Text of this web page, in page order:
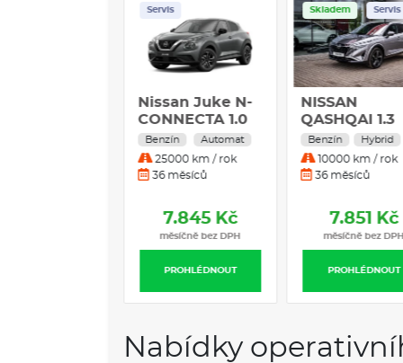
Servis
Nissan Juke N-
CONNECTA 1.0
DIG-T 84 kW
Benzín
Automatická
Benzín Automat
25000 km / rok
36 měsíců
PROHLÉDNOUT
7.845 Kč
měsíčně bez DPH
Skladem Servis
NISSAN
QASHQAI 1.3
MHEV 158HP
2WD TEKNA +
PŘÍPLATKOVÁ
Benzín Hybrid
10000 km / rok
36 měsíců
PROHLÉDNOUT
7.851 Kč
měsíčně bez DPH
Nabídky